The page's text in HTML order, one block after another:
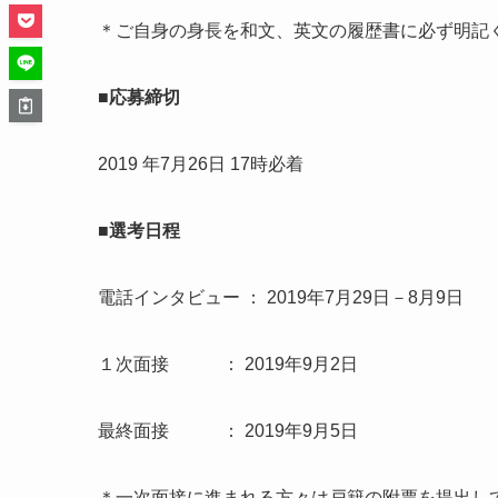
＊ご自身の身長を和文、英文の履歴書に必ず明記
■応募締切
2019 年7月26日 17時必着
■選考日程
電話インタビュー ： 2019年7月29日－8月9日
１次面接 ： 2019年9月2日
最終面接 ： 2019年9月5日